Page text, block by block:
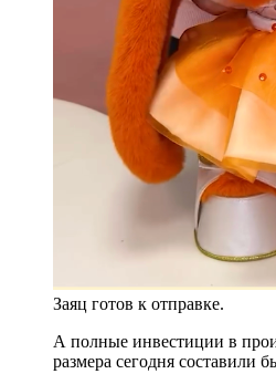
Заяц готов к отправке.
А полные инвестиции в
размера сегодня составили